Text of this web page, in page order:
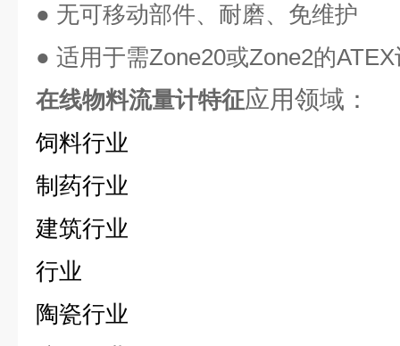
● 无可移动部件、耐磨、免维护
● 适用于需Zone20或Zone2的
在线物料流量计特征应用领域：
饲料行业
制药行业
建筑行业
行业
陶瓷行业